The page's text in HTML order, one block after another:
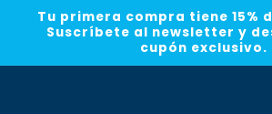
directamente
al contenido
Tu primera compra tiene 15%
Suscríbete al newsletter y
cupón exclusivo.